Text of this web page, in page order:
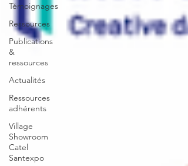
Témoignages
Ressources
Publications
&
ressources
Actualités
Ressources
adhérents
Village
Showroom
Catel
Santexpo